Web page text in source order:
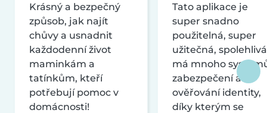
Krásný a bezpečný
způsob, jak najít
chůvy a usnadnit
každodenní život
maminkám a
tatínkům, kteří
potřebují pomoc v
domácnosti!
Tato aplikace je
super snadno
použitelná, super
užitečná,
má mnoho
zabezpečení a
ověřování identity,
díky kterým se